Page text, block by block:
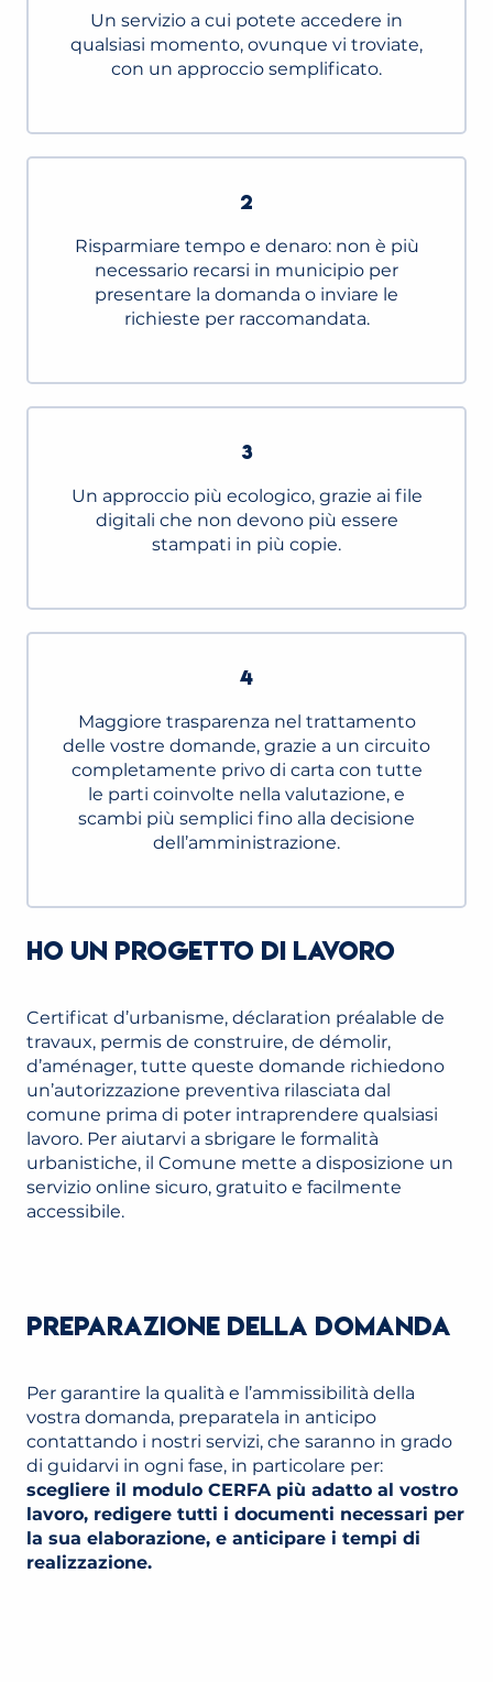
Un servizio a cui potete accedere in
qualsiasi momento, ovunque vi troviate,
con un approccio semplificato.
2
Risparmiare tempo e denaro: non è più
necessario recarsi in municipio per
presentare la domanda o inviare le
richieste per raccomandata.
3
Un approccio più ecologico, grazie ai file
digitali che non devono più essere
stampati in più copie.
4
Maggiore trasparenza nel trattamento
delle vostre domande, grazie a un circuito
completamente privo di carta con tutte
le parti coinvolte nella valutazione, e
scambi più semplici fino alla decisione
dell’amministrazione.
HO UN PROGETTO DI LAVORO
Certificat d’urbanisme, déclaration préalable de
travaux, permis de construire, de démolir,
d’aménager, tutte queste domande richiedono
un’autorizzazione preventiva rilasciata dal
comune prima di poter intraprendere qualsiasi
lavoro. Per aiutarvi a sbrigare le formalità
urbanistiche, il Comune mette a disposizione un
servizio online sicuro, gratuito e facilmente
accessibile.
PREPARAZIONE DELLA DOMANDA
Per garantire la qualità e l’ammissibilità della
vostra domanda, preparatela in anticipo
contattando i nostri servizi, che saranno in grado
di guidarvi in ogni fase, in particolare per:
scegliere il modulo CERFA più adatto al vostro
lavoro, redigere tutti i documenti necessari per
la sua elaborazione, e anticipare i tempi di
realizzazione.